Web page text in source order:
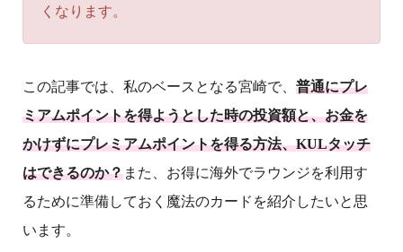
くなります。
この記事では、私のベースとなる宮崎で、 普通にプレ
ミアムポイントを得ようとした時の投資額と、お金を
かけずにプレミアムポイントを得る方法、KULタッチ
はできるのか？また、お得に海外でラウンジを利用す
るために準備しておく魔法のカードを紹介したいと思
います。